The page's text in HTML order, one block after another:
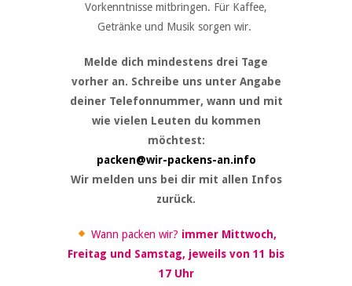
Vorkenntnisse mitbringen. Für Kaffee,
Getränke und Musik sorgen wir.
Melde dich mindestens drei Tage
vorher an. Schreibe uns unter Angabe
deiner Telefonnummer, wann und mit
wie vielen Leuten du kommen
möchtest:
packen@wir-packens-an.info
Wir melden uns bei dir mit allen Infos
zurück.
Wann packen wir? immer Mittwoch,
Freitag und Samstag, jeweils von 11 bis
17 Uhr